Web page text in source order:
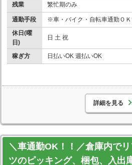
残業 繁忙期のみ
通勤手段
※車・バイク・自転車通勤ＯＫ
休日(曜
日)
日 土 祝
稼ぎ方 日払いOK 週払いOK
詳細を見る
＼車通勤OK！！／倉庫内で
ツのピッキング、梱包、入出